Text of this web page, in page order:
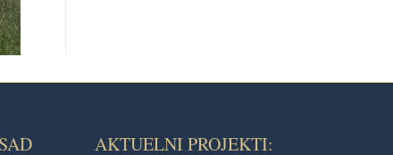
AKTUELNI PROJEKTI: